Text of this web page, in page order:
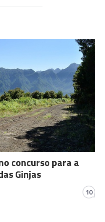
concurso para a
Ginjas
10